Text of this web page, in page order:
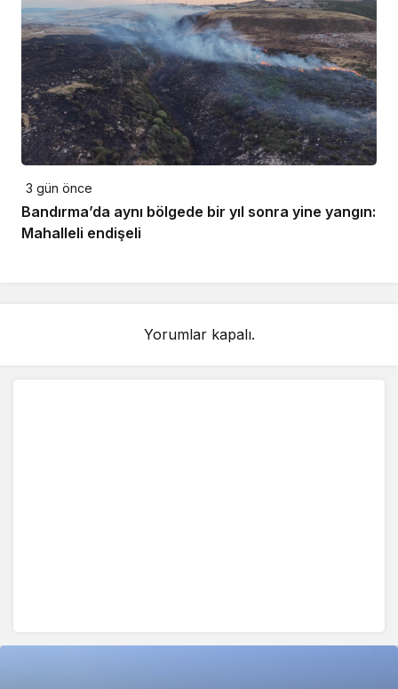
3 gün önce
Bandırma’da aynı bölgede bir yıl sonra yine yangın:
Mahalleli endişeli
Yorumlar kapalı.